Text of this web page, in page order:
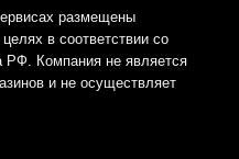
размещены
в соответствии со
РФ. Компания не является
и не осуществляет